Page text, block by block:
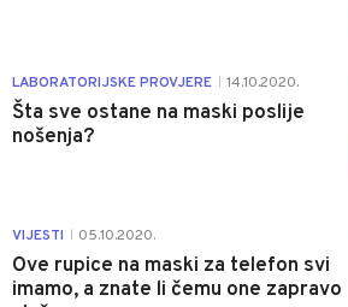
LABORATORIJSKE PROVJERE 14.10.2020.
Šta sve ostane na maski poslije
nošenja?
VIJESTI 05.10.2020.
Ove rupice na maski za telefon svi
imamo, a znate li čemu one zapravo